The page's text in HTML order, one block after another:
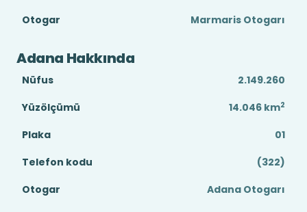
Otogar
Marmaris Otogarı
Adana Hakkında
Nüfus
2.149.260
Yüzölçümü
14.046 km2
Plaka
01
Telefon kodu
(322)
Otogar
Adana Otogarı